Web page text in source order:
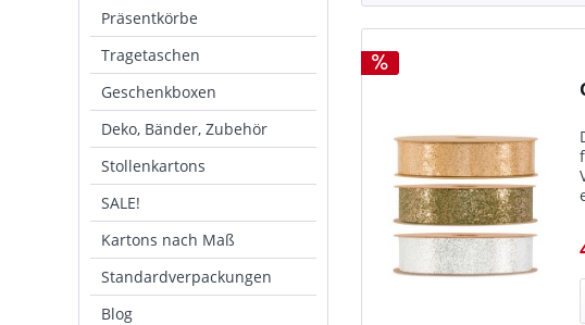
Präsentkörbe
Tragetaschen
Geschenkboxen
Deko, Bänder, Zubehör
Stollenkartons
SALE!
Kartons nach Maß
Standardverpackungen
Blog